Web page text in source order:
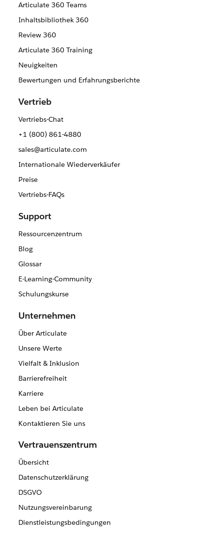
Articulate 360 Teams
Inhaltsbibliothek 360
Review 360
Articulate 360 Training
Neuigkeiten
Bewertungen und Erfahrungsberichte
Vertrieb
Vertriebs-Chat
+1 (800) 861-4880
sales@articulate.com
Internationale Wiederverkäufer
Preise
Vertriebs-FAQs
Support
Ressourcenzentrum
Blog
Glossar
E-Learning-Community
Schulungskurse
Unternehmen
Über Articulate
Unsere Werte
Vielfalt & Inklusion
Barrierefreiheit
Karriere
Leben bei Articulate
Kontaktieren Sie uns
Vertrauenszentrum
Übersicht
Datenschutzerklärung
DSGVO
Nutzungsvereinbarung
Dienstleistungsbedingungen